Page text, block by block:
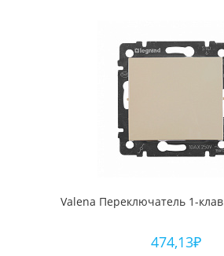
Valena Переключатель 1-
474,13₽